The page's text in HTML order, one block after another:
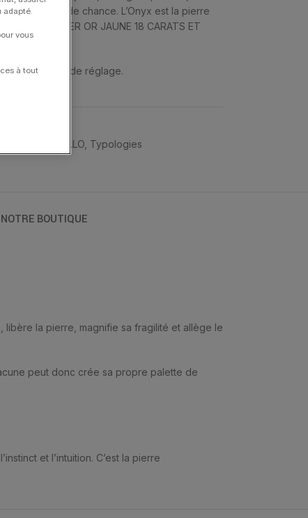
un symbole de chance. L’Onyx est la pierre
COLLIER OR JAUNE 18 CARATS ET
3 anneaux de réglage.
MORGANNE BELLO, Typologies
BOUTIQUE
libère la pierre, magnifie sa fragilité et allège le
peut donc crée sa propre palette de
et l’intuition. C’est la pierre
adapté.
vous
à tout